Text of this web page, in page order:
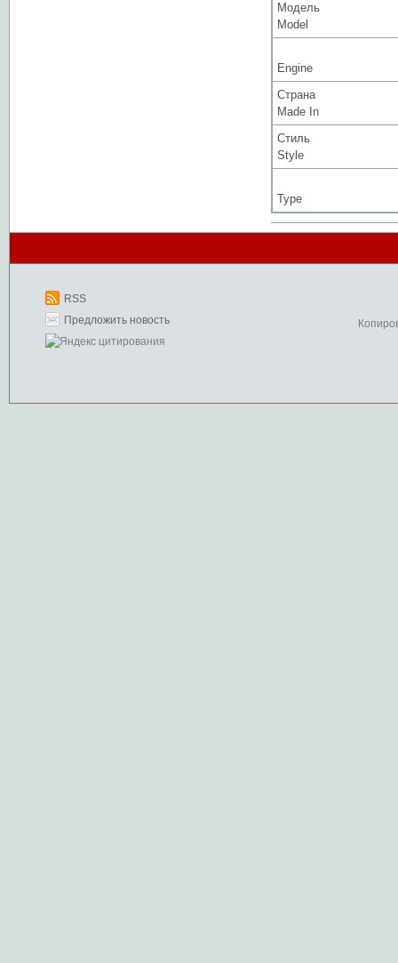
Модель
Model
Engine
Страна
Made In
Стиль
Style
Type
RSS
Предложить новость